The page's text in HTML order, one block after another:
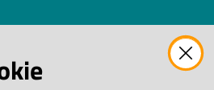
sono riutilizzabili solo alle